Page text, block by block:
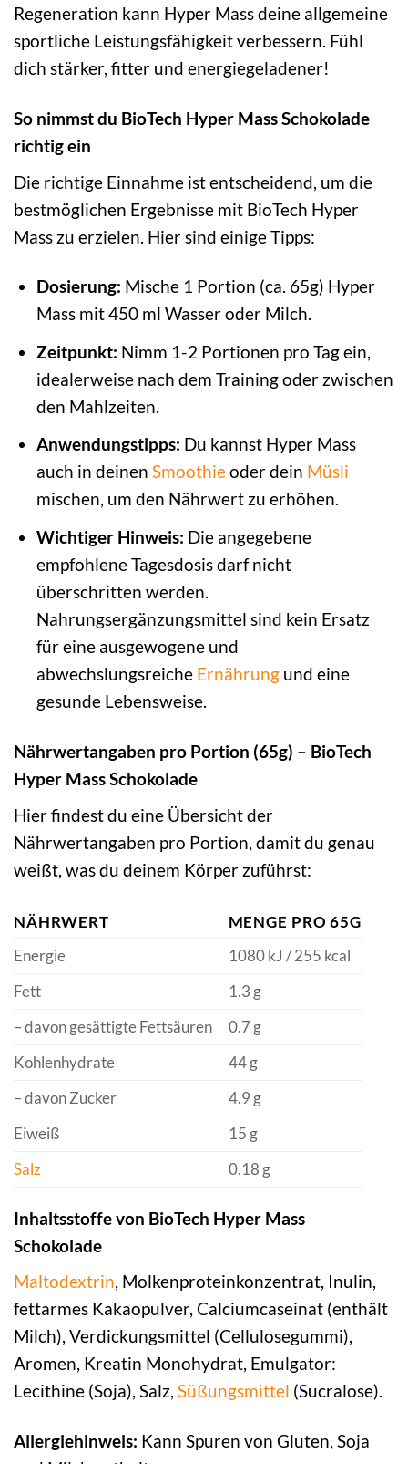
Regeneration kann Hyper Mass deine allgemeine
sportliche Leistungsfähigkeit verbessern. Fühl
dich stärker, fitter und energiegeladener!
So nimmst du BioTech Hyper Mass Schokolade
richtig ein
Die richtige Einnahme ist entscheidend, um die
bestmöglichen Ergebnisse mit BioTech Hyper
Mass zu erzielen. Hier sind einige Tipps:
Dosierung: Mische 1 Portion (ca. 65g) Hyper
Mass mit 450 ml Wasser oder Milch.
Zeitpunkt: Nimm 1-2 Portionen pro Tag ein,
idealerweise nach dem Training oder zwischen
den Mahlzeiten.
Anwendungstipps: Du kannst Hyper Mass
auch in deinen Smoothieoder dein Müsli
mischen, um den Nährwert zu erhöhen.
Wichtiger Hinweis: Die angegebene
empfohlene Tagesdosis darf nicht
überschritten werden.
Nahrungsergänzungsmittel sind kein Ersatz
für eine ausgewogene und
abwechslungsreiche Ernährungund eine
gesunde Lebensweise.
Nährwertangaben pro Portion (65g) – BioTech
Hyper Mass Schokolade
Hier findest du eine Übersicht der
Nährwertangaben pro Portion, damit du genau
weißt, was du deinem Körper zuführst:
NÄHRWERT
MENGE PRO 65G
Energie
1080 kJ / 255 kcal
Fett
1.3 g
– davon gesättigte Fettsäuren
0.7 g
Kohlenhydrate
44 g
– davon Zucker
4.9 g
Eiweiß
15 g
Salz
0.18 g
Inhaltsstoffe von BioTech Hyper Mass
Schokolade
Maltodextrin, Molkenproteinkonzentrat, Inulin,
fettarmes Kakaopulver, Calciumcaseinat (enthält
Milch), Verdickungsmittel (Cellulosegummi),
Aromen, Kreatin Monohydrat, Emulgator:
Lecithine (Soja), Salz, Süßungsmittel (Sucralose).
Allergiehinweis: Kann Spuren von Gluten, Soja